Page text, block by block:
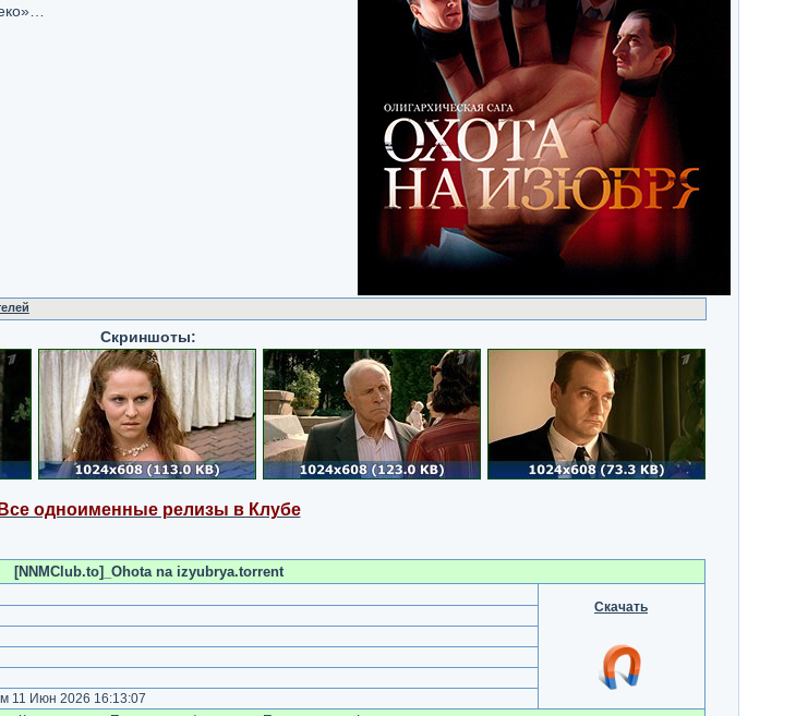
Скриншоты:
Все одноименные релизы в Клубе
[NNMClub.to]_Ohota na izyubrya.torrent
Скачать
11 Июн 2026 16:13:07